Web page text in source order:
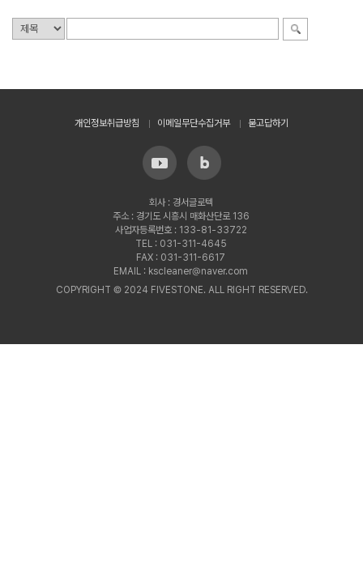
개인정보취급방침 이메일무단수집거부 묻고답하기
회사 : 경서글로텍
주소 : 경기도 시흥시 매화산단로 136
사업자등록번호 : 133-81-33722
TEL : 031-311-4645
FAX : 031-311-6617
EMAIL : kscleaner@naver.com
COPYRIGHT © 2024 FIVESTONE. ALL RIGHT RESERVED.